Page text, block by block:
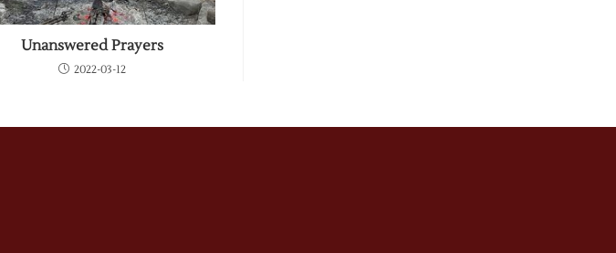
Unanswered Prayers
2022-03-12